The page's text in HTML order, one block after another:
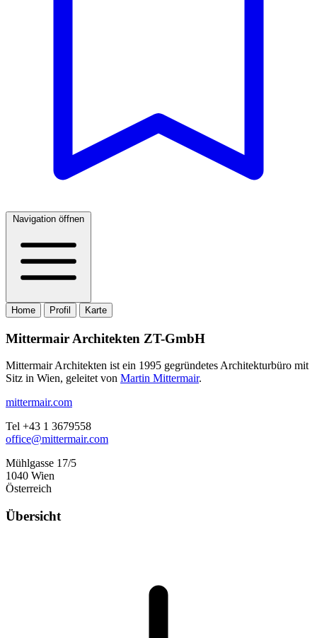
Navigation öffnen
Home Profil Karte
Mittermair Architekten ZT-GmbH
Mittermair Architekten ist ein 1995 gegründetes Architekturbüro mit
Sitz in Wien, geleitet von Martin Mittermair.
mittermair.com
Tel +43 1 3679558
office@mittermair.com
Mühlgasse 17/5
1040 Wien
Österreich
Übersicht